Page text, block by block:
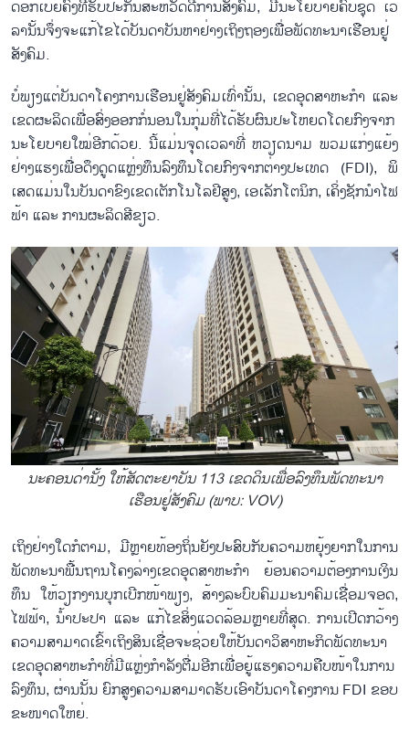
ດອກ​ເບ້ຍຄົງ​ທີ່​ຮັບ​ປະ​ກັນ​ສະ​ຫວັດ​ດີ​ການສັງ​ຄົມ, ​ມີ​ນະ​ໂຍ​ບາຍ​ຄົບ​ຊຸດ ເວ​
ລາ​ນັ້ນ​ຈຶ່ງ​ຈະແກ້​ໄຂ​ໄດ້​ບັນ​ດາ​ບັນ​ຫາຢ່າງ​ເຖິງຖອງເພື່ອ​ພັດ​ທະ​ນາ​ເຮືອນ​ຢູ່​
ສັງ​ຄົມ.
ບໍ່​ພຽງ​ແຕ່​ບັນ​ດາ​ໂຄງ​ການ​ເຮືອນ​ຢູ່​ສັງ​ຄົມ​ເທົ່າ​ນັ້ນ, ເຂດ​ອຸດ​ສາ​ຫະ​ກຳ ແລະ
ເຂດຜະ​ລິດ​ເພື່ອ​ສົ່ງ​ອອກ​ກໍ່ນອນ​ໃນ​ກຸ່ມທີ່​ໄດ້​ຮັບ​ຜົນ​ປະ​ໂຫຍດ​ໂດຍ​ກົງ​ຈາກ​
ນະ​ໂຍ​ບາຍ​ໃໝ່​ອີກ​ດ້ວຍ. ນີ້​ແມ່ນ​ຈຸດ​ເວ​ລາ​ທີ່ ຫວຽດ​ນາມ ພວມ​ແກ່ງ​ແຍ້ງ​
ຢ່າງ​ແຮງ​ເພື່ອ​ດຶງ​ດູດ​ແຫຼ່ງ​ທຶນ​ລົງ​ທຶນ​ໂດຍ​ກົງ​ຈາກ​ຕ່າ​ງ​ປະ​ເທດ (FDI), ພິ​
ເສດ​ແມ່ນໃນ​ບັນ​ດາ​ຂົງ​ເຂດເຕັກໂນໂລຢີ​ສູງ, ເອ​ເລັກ​ໂຕ​ນິກ, ເຄິ່ງ​ຊັກ​ນຳ​ໄຟ​
ຟ້າ ແລະ ການ​ຜະ​ລິດ​ສີ​ຂຽວ.
ນະ​ຄອນ​ດ່າ​ນັ້ງ ໃຫ້​ສັດ​ຕະ​ຍາ​ບັນ 113 ເຂດ​ດິນ​ເພື່​ອ​ລົງ​ທຶນ​ພັດ​ທະ​ນາ​
ເຮືອນ​ຢູ່​ສັ​ງ​ຄົມ (ພາບ: VOV)
ເຖິງ​ຢ່າງ​ໃດ​ກໍ​ຕາມ, ມີຫຼາຍ​ທ້ອງ​ຖິ່ນຍັງ​ປະ​ສົບ​ກັບ​ຄວາມ​ຫຍຸ້ງ​ຍາ​ກ​ໃນ​ການ​
ພັດ​ທະ​ນາ​ພື້ນ​ຖານ​ໂຄງ​ລ່າງ​ເຂດ​ອຸດ​ສາ​ຫະ​ກຳ​ ຍ້ອນ​ຄວາມ​ຕ້ອງ​ການເງິນ​
ທຶນ​ ໃຫ້ວຽກ​ງານ​ບຸກເບີກໜ້າພຽງ, ສ້າງ​ລະ​ບົບ​ຄົມ​ມະ​ນາ​ຄົມ​ເຊື່ອມ​ຈອດ,
ໄຟ​ຟ້າ, ນ້ຳ​ປະ​ປາ ແລະ ແກ້​ໄຂ​ສິ່ງ​ແວດ​ລ້ອມ​ຫຼາຍທີ່ສຸດ. ການ​ເປີດກວ້າງ​
ຄວາມ​ສາ​ມາດ​ເຂົ້າ​ເຖິງ​ສິນ​ເຊື່ອ​ຈະ​ຊ່ວຍ​ໃຫ້ບັນ​ດາ​ວິ​ສ​າ​ຫະ​ກິດ​ພັດ​ທະ​ນາ​
ເຂດ​ອຸດ​ສາ​ຫະ​ກຳ​ທີ່​ມີ​ແຫຼ່ງ​ກຳ​ລັງ​ຕື່ມ​ອີກ​ເພື່ອ​ຍູ້​ແຮງ​ຄວາມ​ຄືບ​ໜ້າ​ໃນ​ການ​
ລົງ​ທຶນ, ຜ່ານ​ນັ້ນ ຍົກ​ສູງ​ຄວາມ​ສາ​ມາດ​ຮັບ​ເອົາ​ບັ​ນ​ດາ​ໂຄງ​ການ FDI ຂອບ​
ຂະ​ໜາດ​ໃຫຍ່.